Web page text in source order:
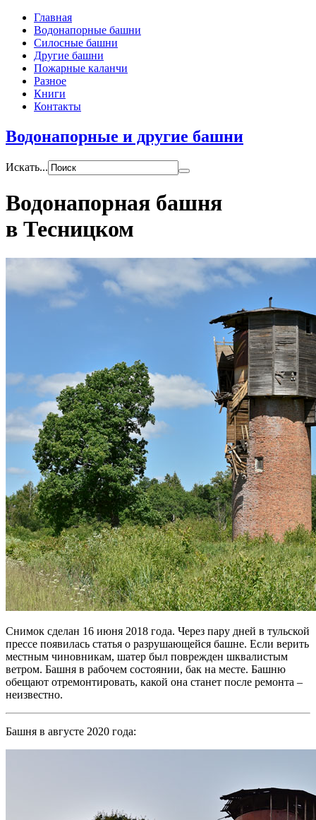
Главная
Водонапорные башни
Силосные башни
Другие башни
Пожарные каланчи
Разное
Книги
Контакты
Водонапорные и другие башни
Искать...
Водонапорная башня
в Тесницком
Снимок сделан 16 июня 2018 года. Через пару дней в тульской
прессе появилась статья о разрушающейся башне. Если верить
местным чиновникам, шатер был поврежден шквалистым
ветром. Башня в рабочем состоянии, бак на месте. Башню
обещают отремонтировать, какой она станет после ремонта –
неизвестно.
Башня в августе 2020 года: